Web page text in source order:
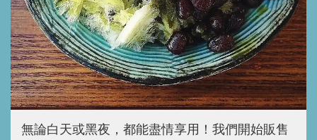
無論白天或黑夜，都能盡情享用！我們開始販售